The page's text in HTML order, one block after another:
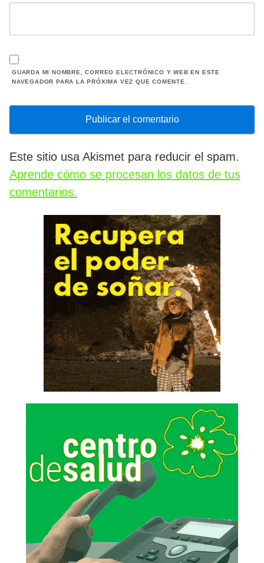
GUARDA MI NOMBRE, CORREO ELECTRÓNICO Y WEB EN ESTE
NAVEGADOR PARA LA PRÓXIMA VEZ QUE COMENTE.
Este sitio usa Akismet para reducir el spam.
Aprende cómo se procesan los datos de tus
comentarios.